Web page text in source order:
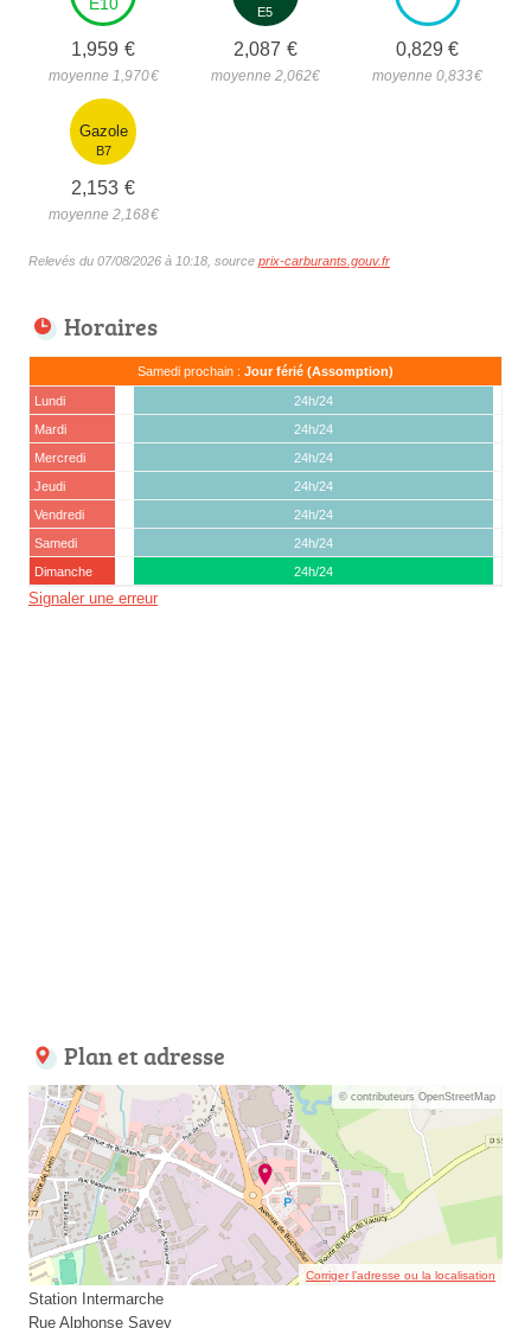
1,959 €
moyenne 1,970€
E5
2,087 €
moyenne 2,062€
0,829 €
moyenne 0,833€
Gazole
B7
2,153 €
moyenne 2,168€
Relevés du 07/08/2026 à 10:18, source prix-carburants.gouv.fr
Horaires
Samedi prochain : Jour férié (Assomption)
Lundi
24h/24
Mardi
24h/24
Mercredi
24h/24
Jeudi
24h/24
Vendredi
24h/24
Samedi
24h/24
Dimanche
24h/24
Signaler une erreur
Plan et adresse
© contributeurs OpenStreetMap
Corriger l’adresse ou la localisation
Station Intermarche
Rue Alphonse Savey